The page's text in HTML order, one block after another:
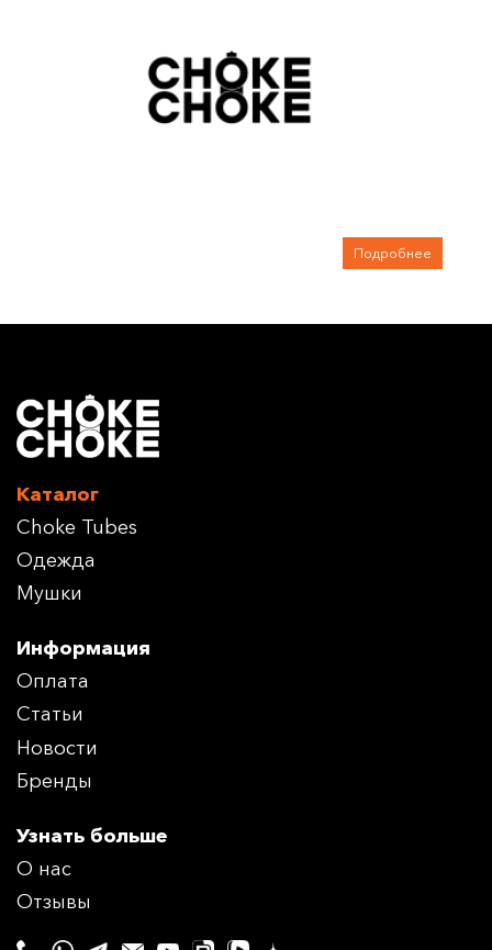
Подробнее
Каталог
Choke Tubes
Одежда
Мушки
Информация
Оплата
Статьи
Новости
Бренды
Узнать больше
О нас
Отзывы